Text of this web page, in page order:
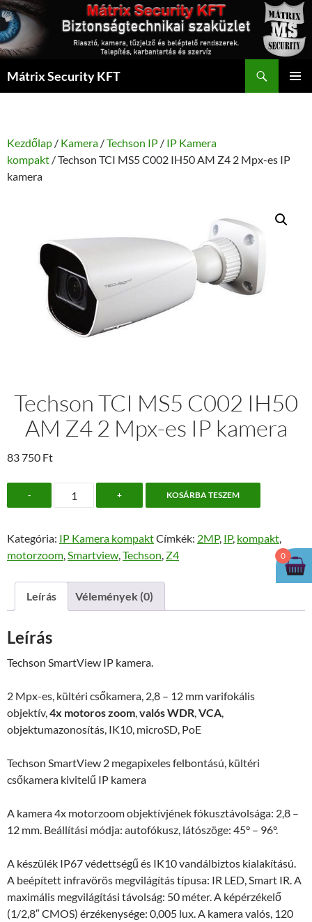
Kilépés
tartalomba
Mátrix Security KFT
Kezdőlap / Kamera /Techson IP / IP Kamera
kompakt / Techson TCI MS5 C002 IH50 AM Z4 2 Mpx-es IP
kamera
Techson TCI MS5 C002 IH50
AM Z4 2 Mpx-es IP kamera
83 750 Ft
-
Techson
TCI
C002
IH50
IP
mennyiség
+ KOSÁRBA TESZEM
Kategória: IP Kamera kompaktCímkék: 2MP, IP, kompakt
motorzoom Smartview Techson Z4
Leírás Vélemények (0)
Leírás
Techson SmartView IP kamera.
2 Mpx-es, kültéri csőkamera, 2,8 – 12 mm varifokális
objektív, 4x motoros zoom valós WDR VCA
objektumazonosítás, IK10, microSD, PoE
Techson SmartView 2 megapixeles felbontású, kültéri
csőkamera kivitelű IP kamera
A kamera 4x motorzoom objektívjének fókusztávolsága: 2,8 –
12 mm. Beállítási módja: autofókusz, látószöge: 45° – 96°.
A készülék IP67 védettségű és IK10 vandálbiztos kialakítású.
A beépített infravörös megvilágítás típusa: IR LED, Smart IR. A
maximális megvilágítási távolság: 50 méter. A képérzékelő
(1/2,8″ CMOS) érzékenysége: 0,005 lux. A kamera valós, 120
0